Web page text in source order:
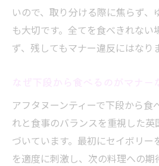
いので、取り分ける際に焦らず、
も大切です。全てを食べきれない
ず、残してもマナー違反にはなり
アフタヌーンティーで下段から食
れと食事のバランスを重視した
づいています。最初にセイボリー
を適度に刺激し、次の料理への